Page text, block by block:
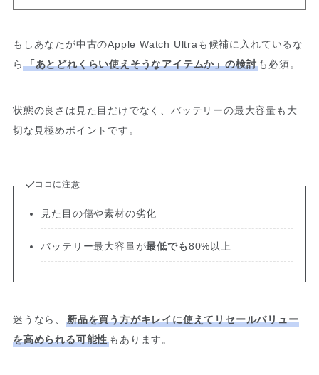
もしあなたが中古のApple Watch Ultraも候補に入れているな
ら 「あとどれくらい使えそうなアイテムか」の検討 も必須。
状態の良さは見た目だけでなく、バッテリーの最大容量も大
切な見極めポイントです。
ココに注意
見た目の傷や素材の劣化
バッテリー最大容量が最低でも80%以上
迷うなら、
新品を買う方がキレイに使えてリセールバリュー
を高められる可能性 もあります。